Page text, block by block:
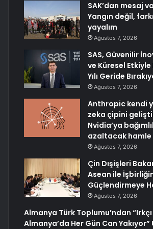
SAK’dan mesaj
Yangın değil,
yayalım
Ağustos 7, 2026
SAS, Güvenilir
ve Küresel
Yılı Geride
Ağustos 7, 2026
Anthropic kendi
zeka çipini
Nvidia’ya
azaltacak hamle
Ağustos 7, 2026
Çin Dışişleri
Asean ile
Güçlendirmeye
Ağustos 7, 2026
Almanya Türk Toplumu’ndan
Almanya’da Her Gün Can Yakıyor”